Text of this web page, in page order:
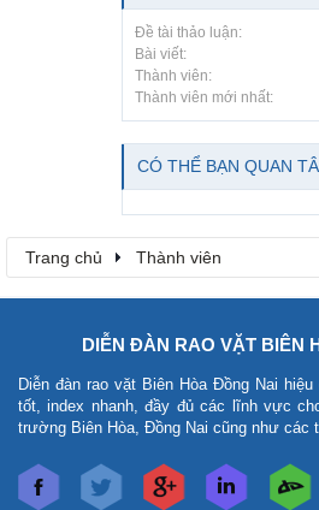
Đề tài thảo luận:
Bài viết:
Thành viên:
Thành viên mới nhất:
CÓ THỂ BẠN QUAN
Trang chủ Thành viên
DIỄN ĐÀN RAO VẶT BIÊN
Diễn đàn rao vặt Biên Hòa Đồng Nai hiệu
tốt, index nhanh, đầy đủ các lĩnh vực
trường Biên Hòa, Đồng Nai cũng như các